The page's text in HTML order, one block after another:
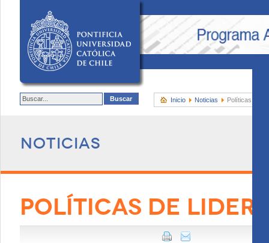
Inicio Noticias Políticas de
Noticias
POLÍTICAS DE